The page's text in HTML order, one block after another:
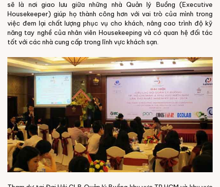
sẽ là nơi giao lưu giữa những nhà Quản lý Buồng (Executive
Housekeeper) giúp họ thành công hơn với vai trò của mình trong
việc đem lại chất lượng phục vụ cho khách, nâng cao trình độ kỹ
năng tay nghề của nhân viên Housekeeping và có quan hệ đối tác
tốt với các nhà cung cấp trong lĩnh vực khách sạn.